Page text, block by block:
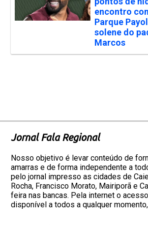
encontro
Parque
solene do
Marcos
Jornal Fala Regional
Nosso objetivo é levar conteúdo de
amarras e de forma independente a
pelo jornal impresso as cidades de
Rocha, Francisco Morato, Mairiporã e
feira nas bancas. Pela internet o
disponível a todos a qualquer